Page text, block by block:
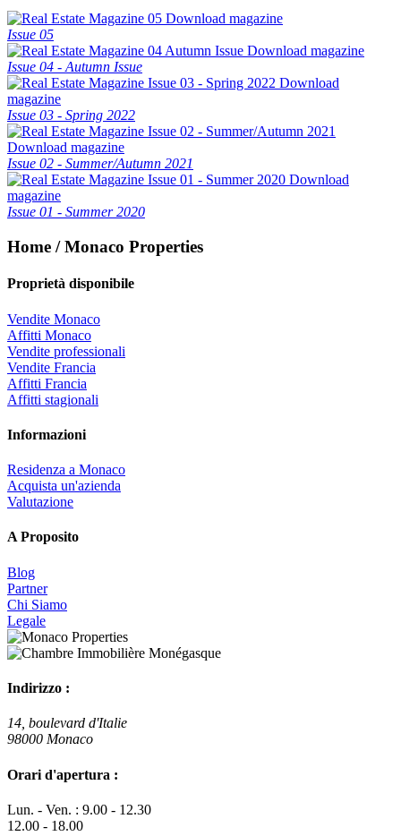
Download magazine
Issue 05
Download magazine
Issue 04 - Autumn Issue
Download
magazine
Issue 03 - Spring 2022
Download magazine
Issue 02 - Summer/Autumn 2021
Download
magazine
Issue 01 - Summer 2020
Home / Monaco Properties
Proprietà disponibile
Vendite Monaco
Affitti Monaco
Vendite professionali
Vendite Francia
Affitti Francia
Affitti stagionali
Informazioni
Residenza a Monaco
Acquista un'azienda
Valutazione
A Proposito
Blog
Partner
Chi Siamo
Legale
Indirizzo :
14, boulevard d'Italie
98000 Monaco
Orari d'apertura :
Lun. - Ven. : 9.00 - 12.30
12.00 - 18.00